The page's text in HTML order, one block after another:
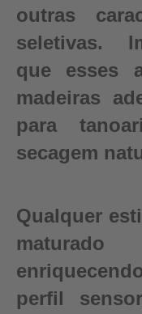
outras
seletivas.
que esses
madeiras
para
secagem
Qualquer
perfil